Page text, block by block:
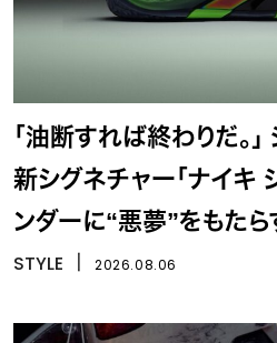
「油断すれば終わりだ。
新シグネチャー「ナイキ
ンダーに“悪夢”をもた
STYLE 2026.08.06